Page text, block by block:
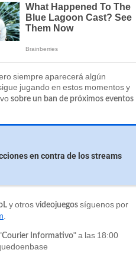
siempre aparecerá algún
jugando en estos momentos y
sobre un ban de próximos eventos
en contra de los streams
y otros videojuegos síguenos por
Courier Informativo" a las 18:00